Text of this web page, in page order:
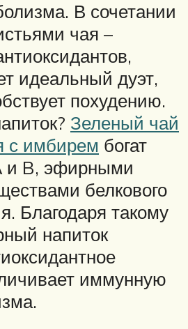
В сочетании
чая –
идеальный дуэт,
похудению.
Зеленый чай
с имбирем богат
и B, эфирными
белкового
Благодаря такому
напиток
иммунную